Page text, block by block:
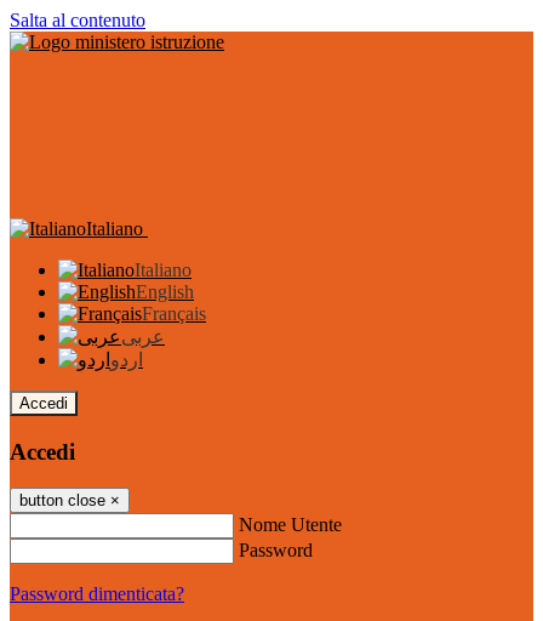
Salta al contenuto
Italiano
Italiano
English
Français
عربى
اردو
Accedi
Accedi
button close ×
Nome Utente
Password
Password dimenticata?